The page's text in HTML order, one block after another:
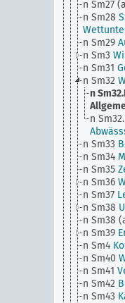
n Sm27
n Sm28
n Sm29
n Sm3
n Sm31
n Sm32
n
n
n Sm33
n Sm34
n Sm35
n Sm36
n Sm37
n Sm38
n Sm38
n Sm39
n Sm4
n Sm40
n Sm41
n Sm42
n Sm43